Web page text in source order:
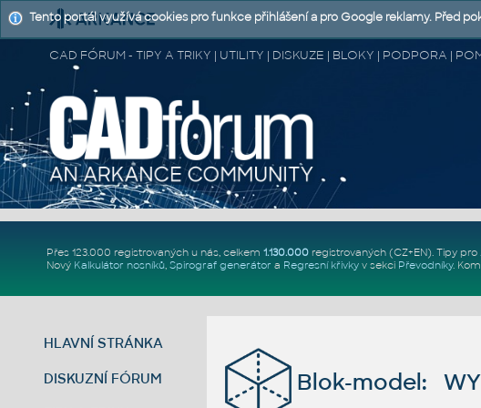
CAD FÓRUM - TIPY A TRIKY | UTILITY | DISKUZE | BLOKY | PODPORA |
Přes 123.000 registrovaných u nás, celkem 1.130.000registrovaných (CZ+EN). Tipy pro
Nový Kalkulátor nosníků, Spirograf generátor a Regresní křivkyv sekci Převodníky.
HLAVNÍ STRÁNKA
DISKUZNÍ FÓRUM Blok-model:
Tento portál využívá cookies pro funkce přihlášení a pro Google reklamy. Před